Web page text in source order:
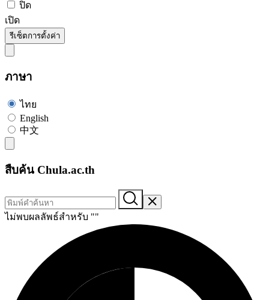
ปิด
เปิด
รีเซ็ตการตั้งค่า
ภาษา
ไทย
English
中文
สืบค้น Chula.ac.th
ไม่พบผลลัพธ์สำหรับ ""